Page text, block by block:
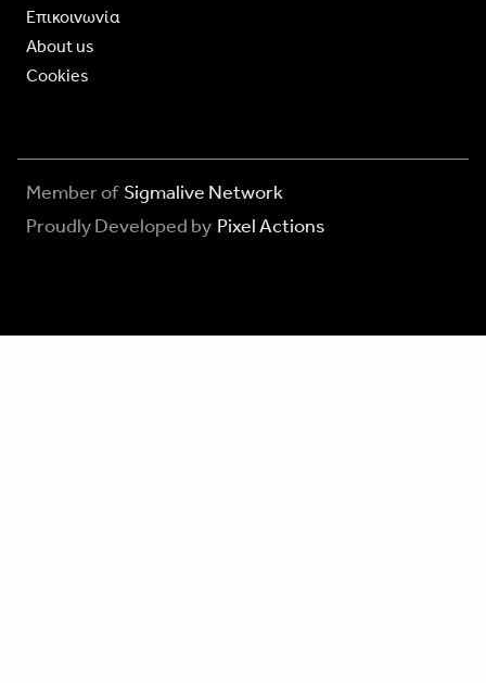
Επικοινωνία
About us
Cookies
Member of Sigmalive Network
Proudly Developed by Pixel Actions